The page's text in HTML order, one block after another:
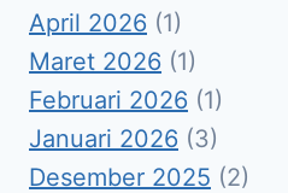
April 2026 (1)
Maret 2026 (1)
Februari 2026 (1)
Januari 2026 (3)
Desember 2025 (2)